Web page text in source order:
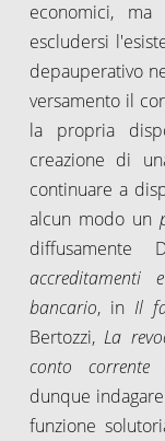
economici,
escludersi
depauperativo
versamento il
la propria
creazione di
continuare a
alcun modo un
diffusamente
accreditamenti
bancario, in Il
Bertozzi, La
conto corrente
dunque
funzione